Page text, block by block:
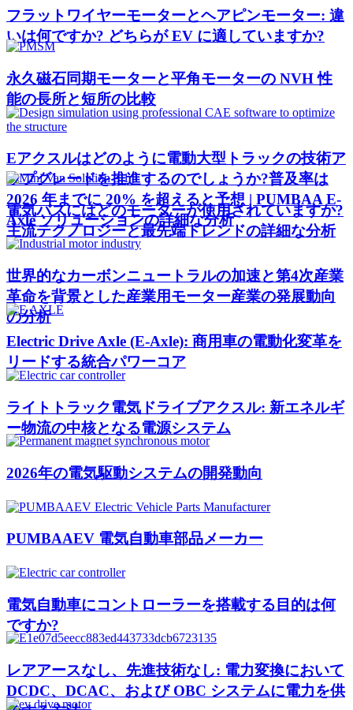
フラットワイヤーモーターとヘアピンモーター: 違
いは何ですか? どちらが EV に適していますか?
永久磁石同期モーターと平角モーターの NVH 性
能の長所と短所の比較
Eアクスルはどのように電動大型トラックの技術ア
ップグレードを推進するのでしょうか?普及率は
2026 年までに 20% を超えると予想 | PUMBAA E-
Axle ソリューションの詳細な分析
電気バスにはどのモーターが使用されていますか?
主流テクノロジーと最先端トレンドの詳細な分析
世界的なカーボンニュートラルの加速と第4次産業
革命を背景とした産業用モーター産業の発展動向
の分析
Electric Drive Axle (E-Axle): 商用車の電動化変革を
リードする統合パワーコア
ライトトラック電気ドライブアクスル: 新エネルギ
ー物流の中核となる電源システム
2026年の電気駆動システムの開発動向
PUMBAAEV 電気自動車部品メーカー
電気自動車にコントローラーを搭載する目的は何
ですか?
レアアースなし、先進技術なし: 電力変換において
DCDC、DCAC、および OBC システムに電力を供